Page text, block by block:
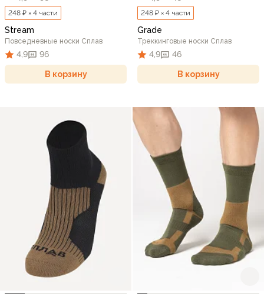
248 ₽ × 4 части
Stream
Повседневные носки Сплав
4,9 96
В корзину
248 ₽ × 4 части
Grade
Треккинговые носки Сплав
4,9 46
В корзину